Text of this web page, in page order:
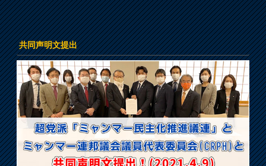
共同声明文提出